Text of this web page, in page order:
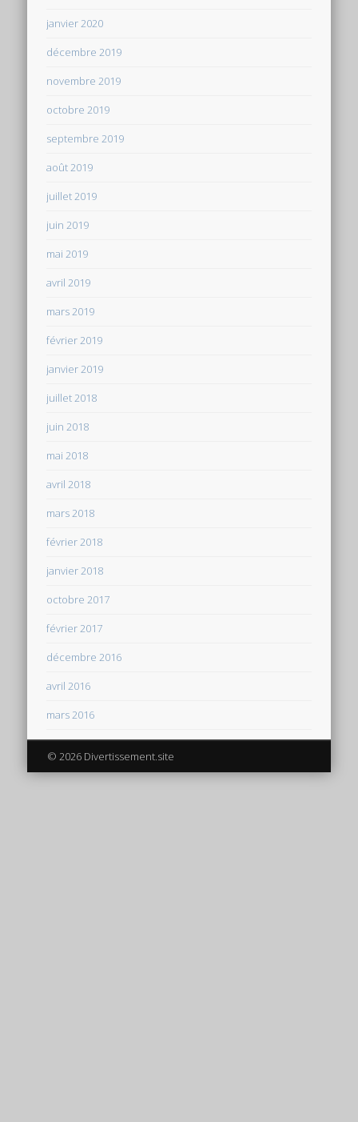
janvier 2020
décembre 2019
novembre 2019
octobre 2019
septembre 2019
août 2019
juillet 2019
juin 2019
mai 2019
avril 2019
mars 2019
février 2019
janvier 2019
juillet 2018
juin 2018
mai 2018
avril 2018
mars 2018
février 2018
janvier 2018
octobre 2017
février 2017
décembre 2016
avril 2016
mars 2016
© 2026 Divertissement.site